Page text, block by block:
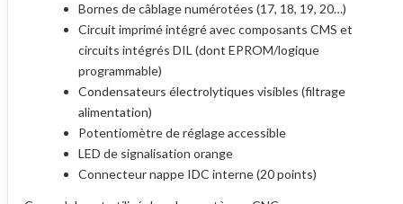
Bornes de câblage numérotées (17, 18, 19, 20…)
Circuit imprimé intégré avec composants CMS et
circuits intégrés DIL (dont EPROM/logique
programmable)
Condensateurs électrolytiques visibles (filtrage
alimentation)
Potentiomètre de réglage accessible
LED de signalisation orange
Connecteur nappe IDC interne (20 points)